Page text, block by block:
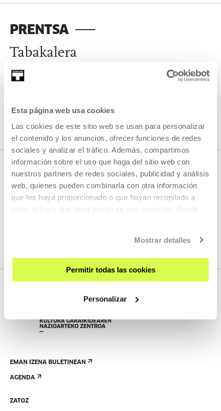
Esta página web usa cookies
Las cookies de este sitio web se usan para personalizar
el contenido y los anuncios, ofrecer funciones de redes
sociales y analizar el tráfico. Además, compartimos
información sobre el uso que haga del sitio web con
nuestros partners de redes sociales, publicidad y análisis
web, quienes pueden combinarla con otra información
que les haya proporcionado o que hayan recopilado a
partir del uso que haya hecho de sus servicios. Puede
Mostrar detalles
Permitir todas las cookies
Personalizar
PRENTSA
Tabakalera
Sartu Tabakaleraren Prentsa atalean, eta material grafikoa,
KONTAKTUA
Prentsa
+34 688 743 500
EMAN IZENA BULETINEAN
AGENDA
ZATOZ